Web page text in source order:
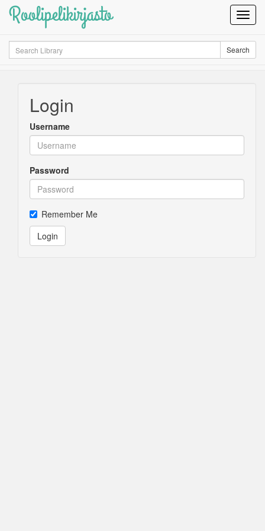
Roolipelikirjasto
Search Search
Login
Username
Password
Remember Me
Login